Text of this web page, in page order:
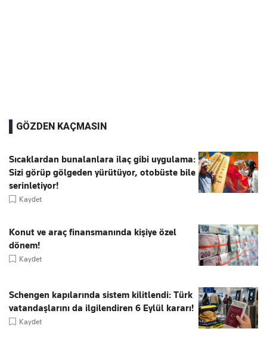
GÖZDEN KAÇMASIN
Sıcaklardan bunalanlara ilaç gibi uygulama:
Sizi görüp gölgeden yürütüyor, otobüste bile
serinletiyor!
Kaydet
Konut ve araç finansmanında kişiye özel
dönem!
Kaydet
Schengen kapılarında sistem kilitlendi: Türk
vatandaşlarını da ilgilendiren 6 Eylül kararı!
Kaydet